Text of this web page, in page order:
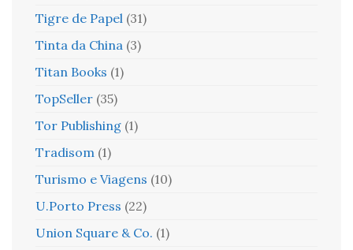
Tigre de Papel (31)
Tinta da China (3)
Titan Books (1)
TopSeller (35)
Tor Publishing (1)
Tradisom (1)
Turismo e Viagens (10)
U.Porto Press (22)
Union Square & Co. (1)